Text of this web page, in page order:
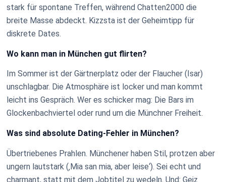
stark für spontane Treffen, während Chatten2000 die
breite Masse abdeckt. Kizzsta ist der Geheimtipp für
diskrete Dates.
Wo kann man in München gut flirten?
Im Sommer ist der Gärtnerplatz oder der Flaucher (Isar)
unschlagbar. Die Atmosphäre ist locker und man kommt
leicht ins Gespräch. Wer es schicker mag: Die Bars im
Glockenbachviertel oder rund um die Münchner Freiheit.
Was sind absolute Dating-Fehler in München?
Übertriebenes Prahlen. Münchener haben Stil, protzen aber
ungern lautstark (‚Mia san mia, aber leise‘). Sei echt und
charmant, statt mit dem Jobtitel zu wedeln. Und: Geiz